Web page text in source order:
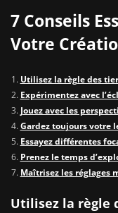
7 Conseils
Votre
Utilisez la règle des
Expérimentez avec
Jouez avec les
Gardez toujours votre
Essayez différentes
Prenez le temps
Maîtrisez les réglages
Utilisez la règle